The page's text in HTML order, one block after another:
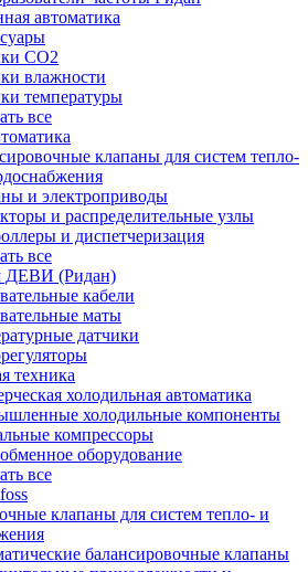
автоматика
CO2
влажности
температуры
все
клапаны для систем тепло-
и электроприводы
и распределительные узлы
и диспетчеризация
все
ДЕВИ (Ридан)
кабели
маты
датчики
техника
холодильная автоматика
холодильные компоненты
компрессоры
оборудование
все
клапаны для систем тепло- и
балансировочные клапаны